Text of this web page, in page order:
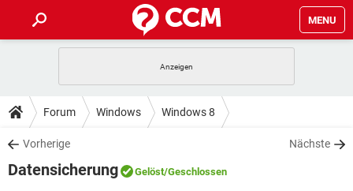
MENU
ANDROID IOS
WINDOWS 10
WHATSAPP TIKTOK
TIPPS & TRICKS
SPIELE STREAMING
DOWNLOADS
SPIELE STREAMING
Forum Windows Windows 8
Vorherige Nächste
Datensicherung Gelöst/Geschlossen